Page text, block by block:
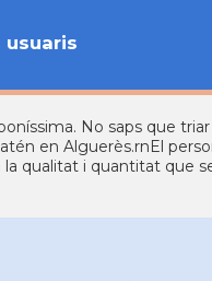
usuaris
No saps que
en Alguerès.rnEl
qualitat i quantitat que